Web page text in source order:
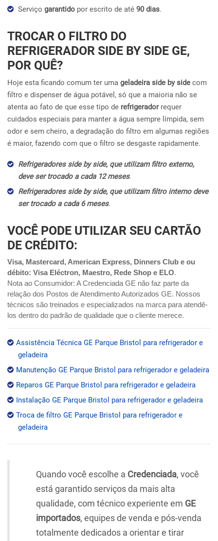
Serviço garantido por escrito de até 90 dias.
TROCAR O FILTRO DO
REFRIGERADOR SIDE BY SIDE GE,
POR QUÊ?
Hoje esta ficando comum ter uma geladeira side by side com
filtro e dispenser de água potável, só que a maioria não se
atenta ao fato de que esse tipo de refrigeradorrequer
cuidados especiais para manter a água sempre límpida, sem
odor e sem cheiro, a degradação do filtro em algumas regiões
é maior, fazendo com que o filtro se desgaste rapidamente.
Refrigeradores side by side, que utilizam filtro externo,
deve ser trocado a cada 12 meses.
Refrigeradores side by side, que utilizam filtro interno deve
ser trocado a cada 6 meses.
VOCÊ PODE UTILIZAR SEU CARTÃO
DE CRÉDITO:
Visa, Mastercard, American Express, Dinners Club e ou
débito: Visa Eléctron, Maestro, Rede Shop e ELO.
Nota ao Consumidor: A Credenciada GE não faz parte da
relação dos Postos de Atendimento Autorizados GE. Nossos
técnicos são treinados e especializados na marca para atendê-
los dentro do padrão de qualidade que o cliente merece.
Assistência Técnica GE Parque Bristol para refrigerador e
geladeira
Manutenção GE Parque Bristol para refrigerador e geladeira
Reparos GE Parque Bristol para refrigerador e geladeira
Instalação GE Parque Bristol para refrigerador e geladeira
Troca de filtro GE Parque Bristol para refrigerador e
geladeira
Quando você escolhe a Credenciada, você
está garantido serviços da mais alta
qualidade, com técnico experiente em GE
importados, equipes de venda e pós-venda
totalmente dedicados a orientar e tirar